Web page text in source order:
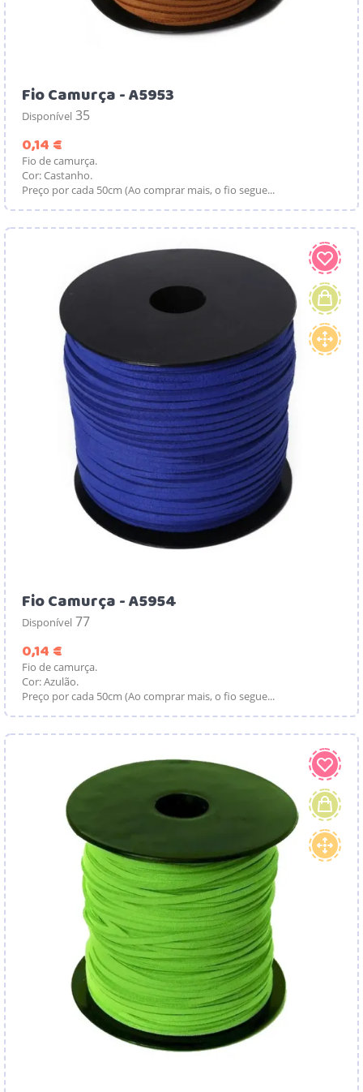
Fio Camurça - A5953
Disponível 35
0,14 €
Fio de camurça.
Cor: Castanho.
Preço por cada 50cm (Ao comprar mais, o fio segue...
Fio Camurça - A5954
Disponível 77
0,14 €
Fio de camurça.
Cor: Azulão.
Preço por cada 50cm (Ao comprar mais, o fio segue...